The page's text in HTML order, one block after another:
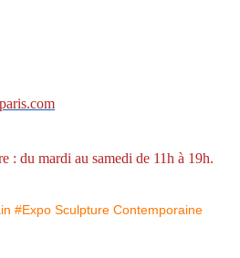
: du mardi au samedi de 11h à 19h.
#Expo Sculpture Contemporaine